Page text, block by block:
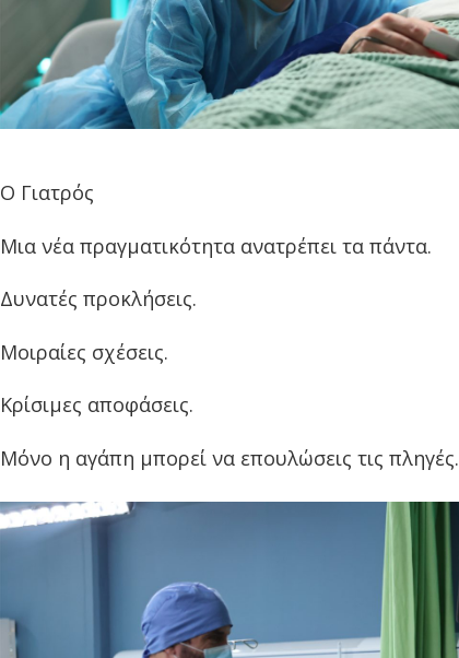
Ο Γιατρός
Μια νέα πραγματικότητα ανατρέπει τα πάντα.
Δυνατές προκλήσεις.
Μοιραίες σχέσεις.
Κρίσιμες αποφάσεις.
Μόνο η αγάπη μπορεί να επουλώσεις τις πληγές.